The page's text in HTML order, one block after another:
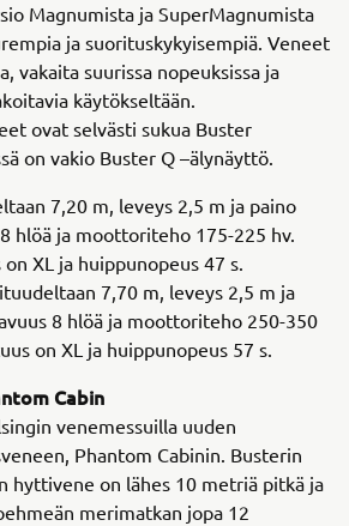
Magnumista ja SuperMagnumista
ja suorituskykyisempiä. Veneet
vakaita suurissa nopeuksissa ja
käytökseltään.
ovat selvästi sukua Buster
on vakio Buster Q –älynäyttö.
7,20 m, leveys 2,5 m ja paino
hlöä ja moottoriteho 175-225 hv.
XL ja huippunopeus 47 s.
7,70 m, leveys 2,5 m ja
8 hlöä ja moottoriteho 250-350
on XL ja huippunopeus 57 s.
Cabin
venemessuilla uuden
Phantom Cabinin. Busterin
hyttivene on lähes 10 metriä pitkä ja
merimatkan jopa 12